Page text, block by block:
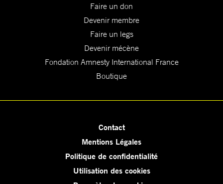
Faire un don
Devenir membre
Faire un legs
Devenir mécène
Fondation Amnesty International France
Boutique
Contact
Mentions Légales
Politique de confidentialité
Utilisation des cookies